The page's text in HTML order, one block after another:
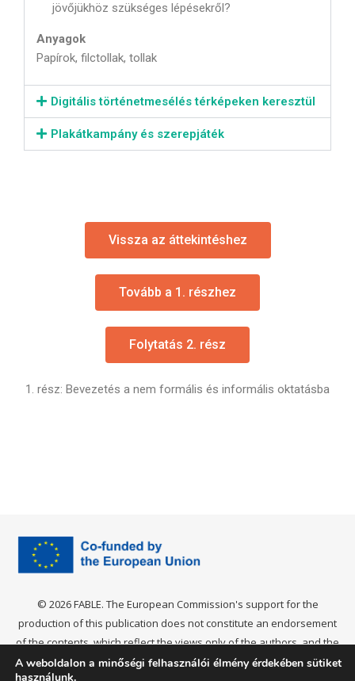
jövőjükhöz szükséges lépésekről?
Anyagok
Papírok, filctollak, tollak
Digitális történetmesélés térképeken keresztül
Plakátkampány és szerepjáték
Vissza az áttekintéshez
Tovább a 1. részhez
Folytatás 2. rész
1. rész: Bevezetés a nem formális és informális oktatásba
© 2026 FABLE. The European Commission's support for the
production of this publication does not constitute an endorsement
of the contents, which reflect the views only of the authors, and the
Commission cannot be held responsible for any use which may be
A weboldalon a minőségi felhasználói élmény érdekében sütiket
használunk.